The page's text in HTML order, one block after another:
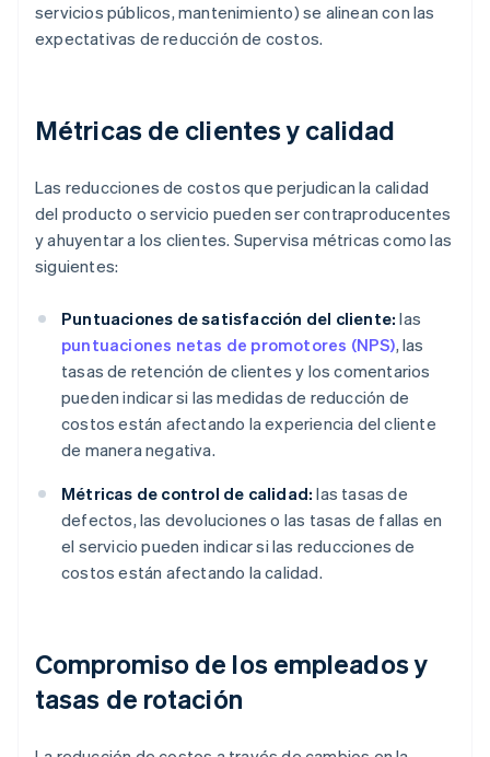
servicios públicos, mantenimiento) se alinean con las
expectativas de reducción de costos.
Métricas de clientes y calidad
Las reducciones de costos que perjudican la calidad
del producto o servicio pueden ser contraproducentes
y ahuyentar a los clientes. Supervisa métricas como las
siguientes:
Puntuaciones de satisfacción del cliente: las
puntuaciones netas de promotores (NPS), las
tasas de retención de clientes y los comentarios
pueden indicar si las medidas de reducción de
costos están afectando la experiencia del cliente
de manera negativa.
Métricas de control de calidad: las tasas de
defectos, las devoluciones o las tasas de fallas en
el servicio pueden indicar si las reducciones de
costos están afectando la calidad.
Compromiso de los empleados y
tasas de rotación